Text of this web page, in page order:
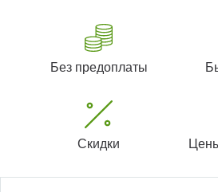
Без предоплаты
Скидки